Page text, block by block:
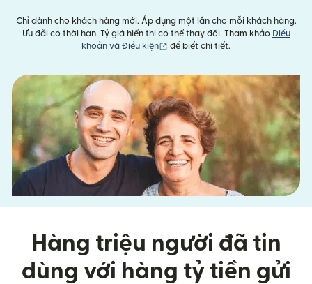
Chỉ dành cho khách hàng mới. Áp dụng một lần cho mỗi khách hàng.
Ưu đãi có thời hạn. Tỷ giá hiển thị có thể thay đổi. Tham khảo Điều
khoản và Điều kiện
(mở trong cửa sổ mới)
để biết chi tiết.
Hàng triệu người đã tin
dùng với hàng tỷ tiền gửi